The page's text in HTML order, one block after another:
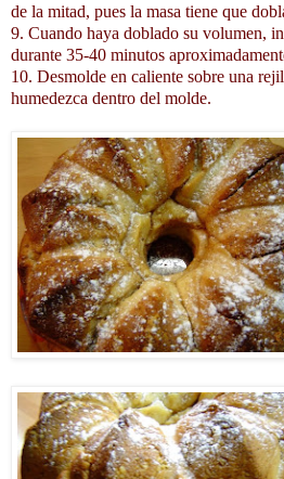
de la mitad, pues la masa tiene que
9. Cuando haya doblado su volumen,
durante 35-40 minutos
10. Desmolde en caliente sobre una
humedezca dentro del molde.